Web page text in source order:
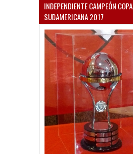
INDEPENDIENTE CAMPEÓN COPA
SUDAMERICANA 2017